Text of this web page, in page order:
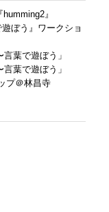
』
ぼう』ワークショ
葉で遊ぼう」
葉で遊ぼう」
プ＠林昌寺